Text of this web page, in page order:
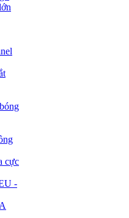
cực
-